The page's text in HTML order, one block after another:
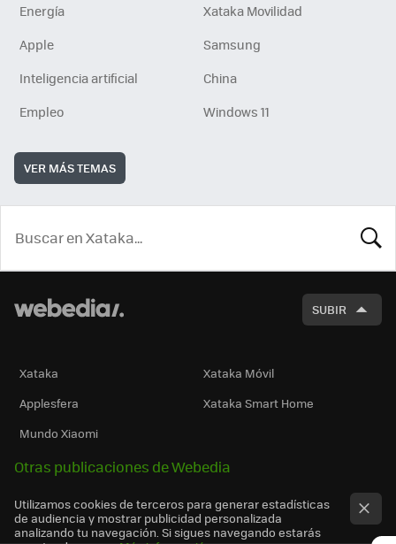
Energía
Xataka Movilidad
Apple
Samsung
Inteligencia artificial
China
Empleo
Windows 11
VER MÁS TEMAS
SUBIR
Xataka
Xataka Móvil
Applesfera
Xataka Smart Home
Mundo Xiaomi
Otras publicaciones de Webedia
Utilizamos cookies de terceros para generar estadísticas
de audiencia y mostrar publicidad personalizada
analizando tu navegación. Si sigues navegando estarás